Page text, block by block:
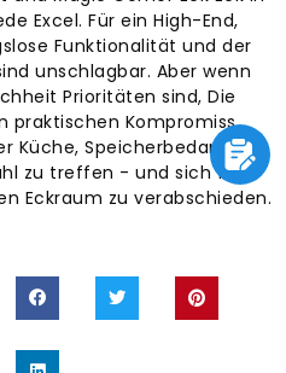
Excel. Für ein High-End,
Funktionalität und der
unschlagbar. Aber wenn
Prioritäten sind, Die
praktischen Kompromiss.
Küche, Speicherbedarf, und
zu treffen - und sich für
Eckraum zu verabschieden.